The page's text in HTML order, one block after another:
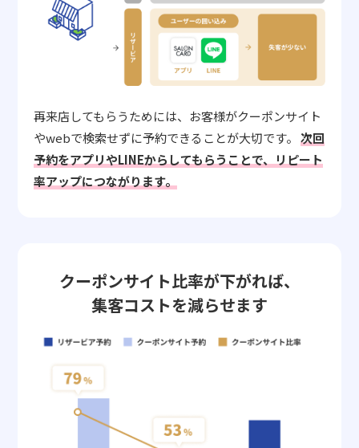
再来店してもらうためには、お客様がクーポンサイト
やwebで検索せずに予約できることが大切です。 次回
予約をアプリやLINEからしてもらうことで、リピート
率アップにつながります。
クーポンサイト比率が下がれば、
集客コストを減らせます